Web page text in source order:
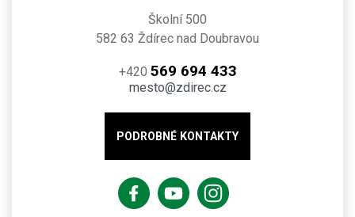
Školní 500
582 63 Ždírec nad Doubravou
+420 569 694 433
mesto@zdirec.cz
PODROBNÉ KONTAKTY